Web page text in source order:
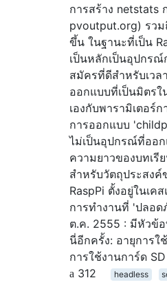
การสร้าง netstats
pvoutput.org) รว
ขึ้น ในฐานะที่เป็น
เป็นหลักเป็นอุปกรณ์
สมัครที่ดีสำหรับเวล
ออกแบบที่เป็นมิตร
เองกับพารามิเตอร์
การออกแบบ
ไม่เป็นอุปกรณ์ที่ออ
ความยาวของบทเรี
สำหรับวัตถุประสง
RaspPi ตั้งอยู่ในเค
การทำงานที่ 'ปลอด
ต.ค. 2555 : มีหัวข้
นี่อีกครั้ง: อายุการใ
การใช้งานการ์ด
312
headless